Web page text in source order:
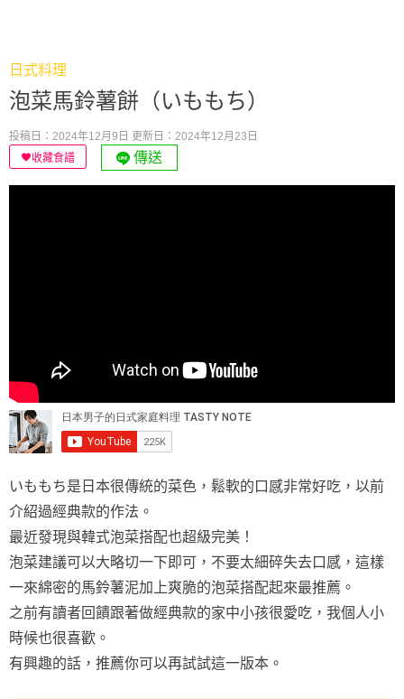
日式料理
泡菜馬鈴薯餅（いももち）
投稿日：2024年12月9日 更新日：2024年12月23日
收藏食譜
傳送
いももち是日本很傳統的菜色，鬆軟的口感非常好吃，以前
介紹過經典款的作法。
最近發現與韓式泡菜搭配也超級完美！
泡菜建議可以大略切一下即可，不要太細碎失去口感，這樣
一來綿密的馬鈴薯泥加上爽脆的泡菜搭配起來最推薦。
之前有讀者回饋跟著做經典款的家中小孩很愛吃，我個人小
時候也很喜歡。
有興趣的話，推薦你可以再試試這一版本。